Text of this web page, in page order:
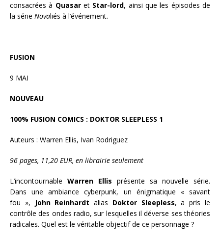
consacrées à Quasaret Star-lord, ainsi que les épisodes de
la série Novaliés à l’événement.
FUSION
9 MAI
NOUVEAU
100% FUSION COMICS : DOKTOR SLEEPLESS 1
Auteurs : Warren Ellis, Ivan Rodriguez
96 pages, 11,20 EUR, en librairie seulement
L’incontournable Warren Ellis présente sa nouvelle série.
Dans une ambiance cyberpunk, un énigmatique « savant
fou »,
John Reinhardt alias Doktor Sleepless, a pris le
contrôle des ondes radio, sur lesquelles il déverse ses théories
radicales. Quel est le véritable objectif de ce personnage ?